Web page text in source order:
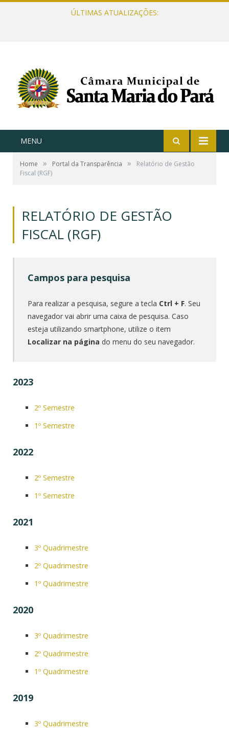
ÚLTIMAS ATUALIZAÇÕES:
MENU
Home » Portal da Transparência »
Relatório de Gestão
Fiscal (RGF)
RELATÓRIO DE GESTÃO
FISCAL (RGF)
Campos para pesquisa
Para realizar a pesquisa, segure a tecla Ctrl + F. Seu
navegador vai abrir uma caixa de pesquisa. Caso
esteja utilizando smartphone, utilize o item
Localizar na página do menu do seu navegador.
2023
2º Semestre
1º Semestre
2022
2º Semestre
1º Semestre
2021
3º Quadrimestre
2º Quadrimestre
1º Quadrimestre
2020
3º Quadrimestre
2º Quadrimestre
1º Quadrimestre
2019
3º Quadrimestre